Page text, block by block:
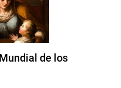
de los